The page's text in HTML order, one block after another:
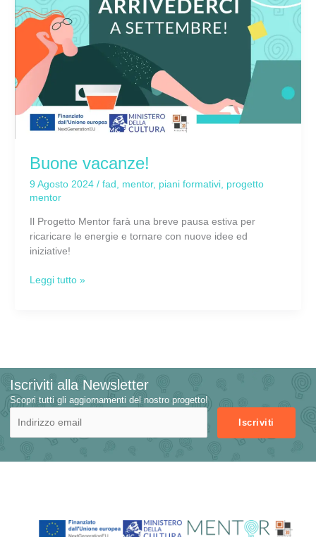
Buone vacanze!
9 Agosto 2024 / fad , mentor, piani formativi, progetto
mentor
Il Progetto Mentor farà una breve pausa estiva per
ricaricare le energie e tornare con nuove idee ed
iniziative!
Leggi tutto »
Iscriviti alla Newsletter
Scopri tutti gli aggiornamenti del nostro progetto!